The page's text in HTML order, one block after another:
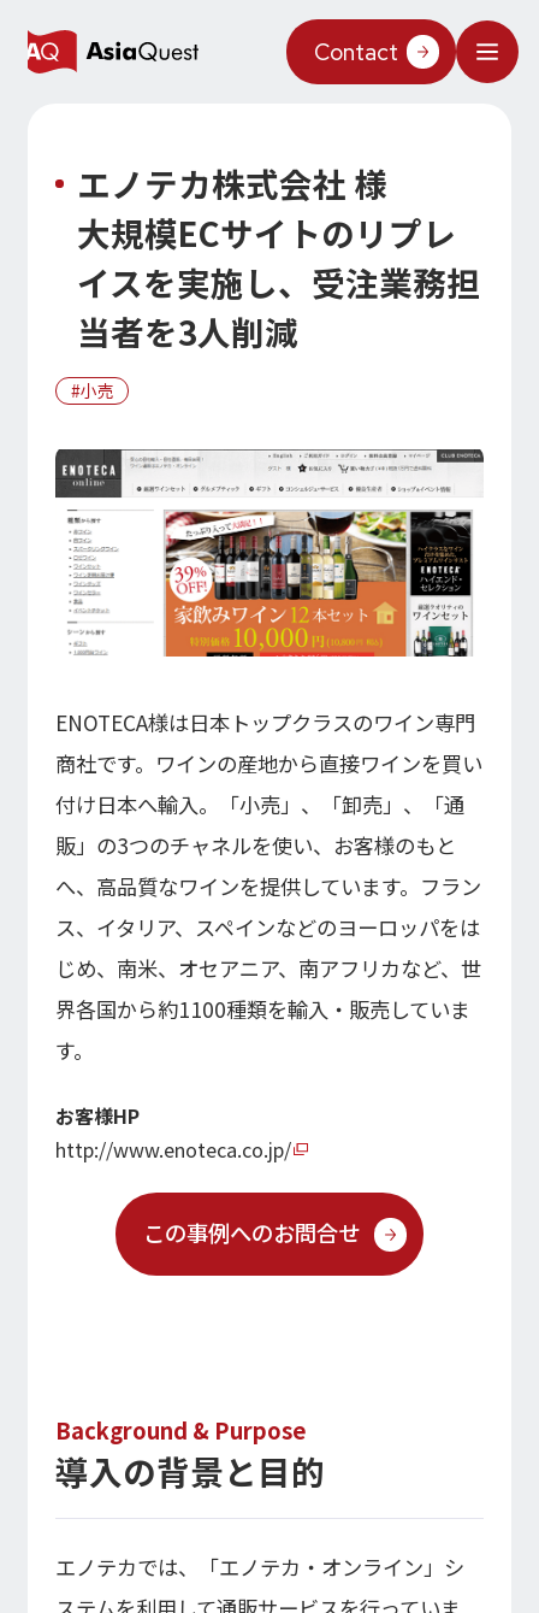
Why AsiaQuest?
Service
AIインテグレーション
AIソリューション
AQ-AI エージェントシリーズ
AI エージェント基盤構築支援
コンセプトケース
DXソリューション
建設・不動産DX
自治体DX
防災DX
情シスDX
海外ラボ型開発
コンサルティング
DXコンサルティング
内製化支援
SAPコンサルティング
PM / PMO支援
モダナイゼーション
アプリケーション／システム
マルチクラウド導入
データ基盤
Technology
AIエージェント／生成AI／LLM
機械学習／AIモデル
IoT/web3D
IoT
システム開発
WEBシステム開発
アプリ開発
UI/UX
統合CRM
クラウド
Microsoft Azure／M365
Google Cloud／Google Workspace
SaaS／セキュリティシステム
パートナー
CAD / 3D・BIM / CIM
ERP
Projects
Information
インフォメーション
プレスリリース
お知らせ
イベント・ウェビナー
ウェビナー
イベント
コラム
DX Navigator
Tech Blog
DX用語集
About Us
会社情報
アクセスマップ
海外拠点
IRニュース一覧
経営情報
投資家の皆様へ
会社概要
業績・財務情報
経営成績
財政状態
IRライブラリ
有価証券報告等法定開示資料
株主総会関連資料
適時開示情報
株式情報
Careers
アジアクエスト株式会社
インドネシア法人
マレーシア法人
Contact
プライバシーポリシー
情報セキュリティ基本方針
ISMS認証
Contact
エノテカ株式会社 様
大規模ECサイトのリプレ
イスを実施し、受注業務担
当者を3人削減
小売
ENOTECA様は日本トップクラスのワイン専門
商社です。ワインの産地から直接ワインを買い
付け日本へ輸入。「小売」、「卸売」、「通
販」の3つのチャネルを使い、お客様のもと
へ、高品質なワインを提供しています。フラン
ス、イタリア、スペインなどのヨーロッパをは
じめ、南米、オセアニア、南アフリカなど、世
界各国から約1100種類を輸入・販売していま
す。
お客様HP
http://www.enoteca.co.jp/
この事例へのお問合せ
Background & Purpose
導入の背景と目的
エノテカでは、「エノテカ・オンライン」シ